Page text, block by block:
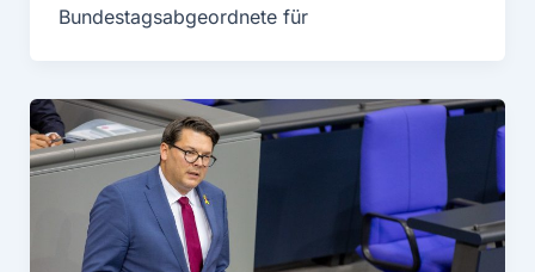
Bundestagsabgeordnete für